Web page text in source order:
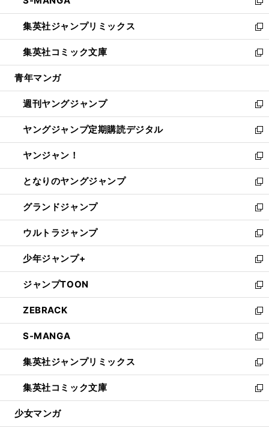
開
く
ウ
で
開
く
ン
ド
ウ
で
開
い
ウ
ィ
ン
ド
ウ
開
く
新
し
い
ウ
ィ
ン
ウ
で
開
く
集英社ジャンプリミックス
新
し
い
ウ
ン
ド
ウ
で
開
く
集英社コミック文庫
新
し
ウ
ィ
ン
ド
ウ
で
開
く
青年マンガ
週刊ヤングジャンプ
新
し
い
ウ
ィ
ン
ド
ウ
で
開
く
ヤングジャンプ定期購読デジタル
新
し
い
ウ
ィ
ン
ド
ウ
で
開
く
ヤンジャン！
新
し
い
ウ
ィ
ン
ド
ウ
で
開
く
となりのヤングジャンプ
新
し
い
ウ
ィ
ン
ド
ウ
で
開
く
グランドジャンプ
新
し
い
ウ
ィ
ン
ド
ウ
で
開
く
ウルトラジャンプ
新
し
い
ウ
ィ
ン
ド
ウ
で
開
く
少年ジャンプ+
新
し
い
ウ
ィ
ン
ド
ウ
で
開
く
ジャンプTOON
新
し
い
ウ
ィ
ン
ド
ウ
で
開
ZEBRACK
新
し
い
ウ
ィ
ン
ド
ウ
開
S-MANGA
新
し
い
ウ
ィ
ン
ウ
集英社ジャンプリミックス
新
し
い
ウ
ン
集英社コミック文庫
新
し
ウ
少女マンガ